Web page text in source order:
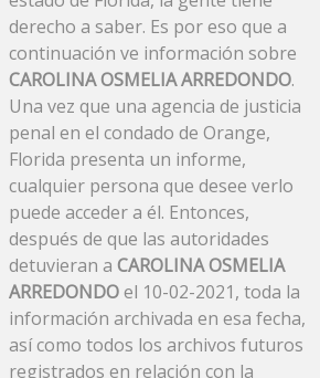
derecho a saber. Es por eso que a
continuación ve información sobre
CAROLINA OSMELIA ARREDONDO.
Una vez que una agencia de justicia
penal en el condado de Orange,
Florida presenta un informe,
cualquier persona que desee verlo
puede acceder a él. Entonces,
después de que las autoridades
detuvieran a CAROLINA OSMELIA
ARREDONDOel 10-02-2021, toda la
información archivada en esa fecha,
así como todos los archivos futuros
registrados en relación con la